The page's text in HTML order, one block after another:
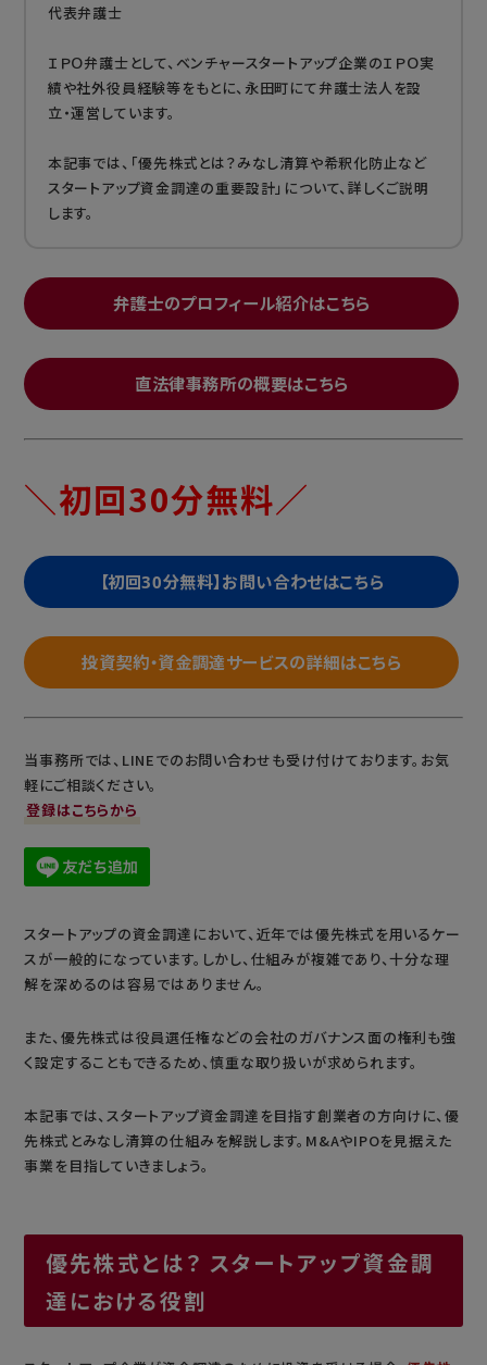
代表弁護士
ＩＰＯ弁護士として、ベンチャースタートアップ企業のＩＰＯ実
績や社外役員経験等をもとに、永田町にて弁護士法人を設
立・運営しています。
本記事では、「優先株式とは？みなし清算や希釈化防止など
スタートアップ資金調達の重要設計」について、詳しくご説明
します。
弁護士のプロフィール紹介はこちら
直法律事務所の概要はこちら
＼初回30分無料／
【初回30分無料】お問い合わせはこちら
投資契約・資金調達サービスの詳細はこちら
当事務所では、LINEでのお問い合わせも受け付けております。お気
軽にご相談ください。
登録はこちらから
スタートアップの資金調達において、近年では優先株式を用いるケー
スが一般的になっています。しかし、仕組みが複雑であり、十分な理
解を深めるのは容易ではありません。
また、優先株式は役員選任権などの会社のガバナンス面の権利も強
く設定することもできるため、慎重な取り扱いが求められます。
本記事では、スタートアップ資金調達を目指す創業者の方向けに、優
先株式とみなし清算の仕組みを解説します。M&AやIPOを見据えた
事業を目指していきましょう。
優先株式とは？ スタートアップ資金調
達における役割